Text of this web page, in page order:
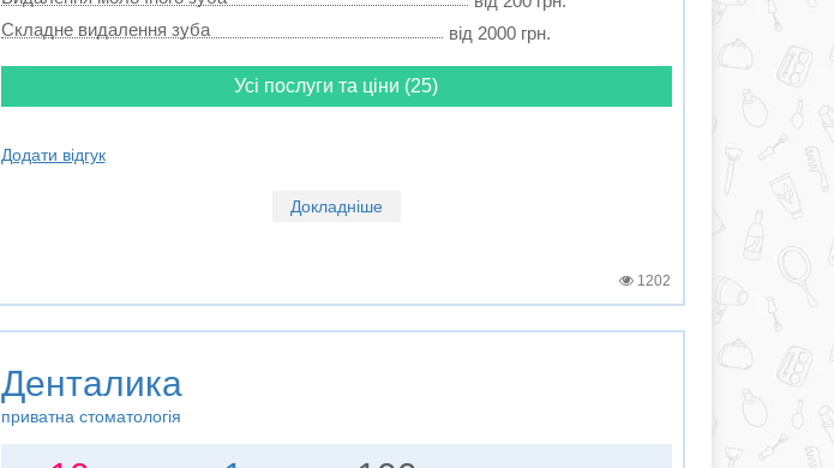
Складне видалення зуба
від 2000 грн.
Усі послуги та ціни (25)
Додати відгук
Докладніше
1202
Денталика
приватна стоматологія